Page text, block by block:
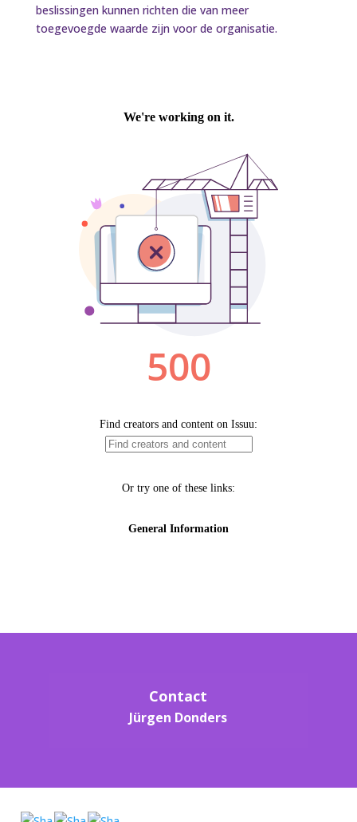
beslissingen kunnen richten die van meer
toegevoegde waarde zijn voor de organisatie.
Contact
Jürgen Donders